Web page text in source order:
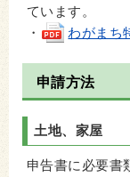
ています。
・
わがまち
申請方法
土地、家屋
申告書に必要書